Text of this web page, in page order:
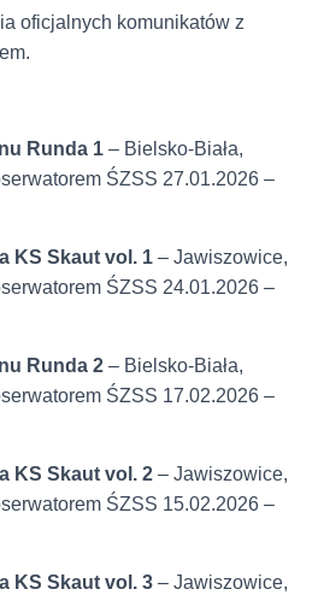
oficjalnych komunikatów z
Runda 1 – Bielsko-Biała,
ŚZSS 27.01.2026 –
KS Skaut vol. 1 – Jawiszowice,
ŚZSS 24.01.2026 –
Runda 2 – Bielsko-Biała,
ŚZSS 17.02.2026 –
KS Skaut vol. 2 – Jawiszowice,
ŚZSS 15.02.2026 –
KS Skaut vol. 3 – Jawiszowice,